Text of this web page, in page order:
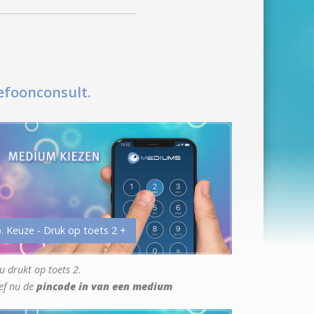
Keuze - Druk op toets 2 +
drukt op toets 2.
nu de pincode in van een medium